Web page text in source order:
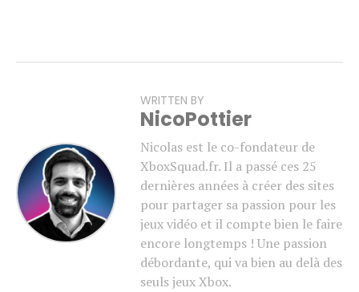
WRITTEN BY
NicoPottier
Nicolas est le co-fondateur de
XboxSquad.fr. Il a passé ces 25
dernières années à créer des sites
pour partager sa passion pour les
jeux vidéo et il compte bien le faire
encore longtemps ! Une passion
débordante, qui va bien au delà des
seuls jeux Xbox.